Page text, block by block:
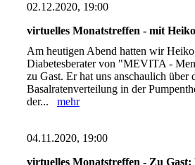
02.12.2020, 19:00
virtuelles Monatstreffen - mit
Am heutigen Abend hatten wir
Diabetesberater von "MEVITA -
zu Gast. Er hat uns anschaulich über
Basalratenverteilung in der
der... mehr
04.11.2020, 19:00
virtuelles Monatstreffen - Zu